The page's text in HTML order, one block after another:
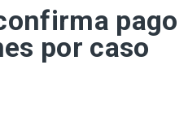
pago
por caso